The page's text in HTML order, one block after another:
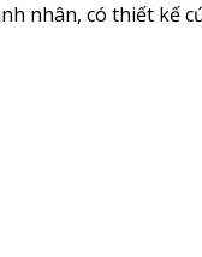
nhân, có thiết kế